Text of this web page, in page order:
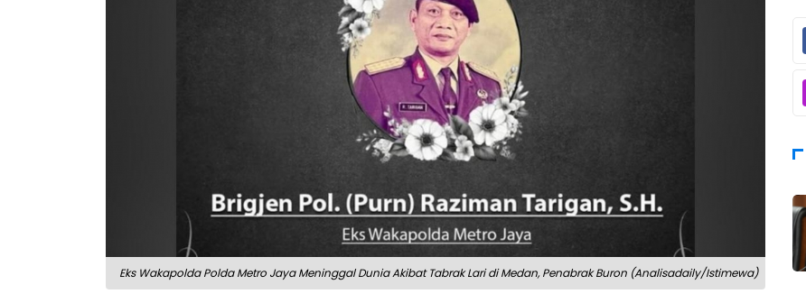
Eks Wakapolda Polda Metro Jaya Meninggal Dunia Akibat Tabrak Lari di Medan, Penabrak Buron (Analisadaily/Istimewa)